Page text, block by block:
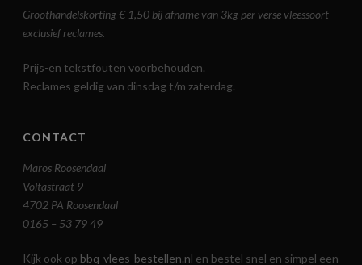
Groothandelskorting € 1,50 bij afname van 3kg per verse vleessoort
exclusief reclames.
Prijs-en tekstfouten voorbehouden.
Reclames geldig van dinsdag t/m zaterdag.
CONTACT
Maros Roosendaal
Voltastraat 9
4702 PA Roosendaal
0165 – 53 79 49
Kijk ook op bbq-vlees-bestellen.nl en bestel snel en simpel een